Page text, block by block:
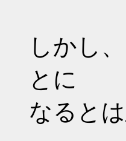
しかし
とに
なると